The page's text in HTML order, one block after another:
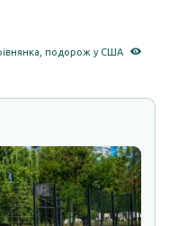
,подорож у США